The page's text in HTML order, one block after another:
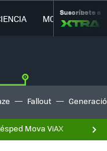
MOVILIDAD
Suscríbete a
Fallout
Mova ViAX